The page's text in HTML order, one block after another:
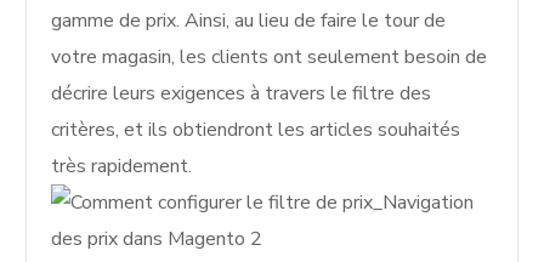
gamme de prix. Ainsi, au lieu de faire le tour de
votre magasin, les clients ont seulement besoin de
décrire leurs exigences à travers le filtre des
critères, et ils obtiendront les articles souhaités
très rapidement.